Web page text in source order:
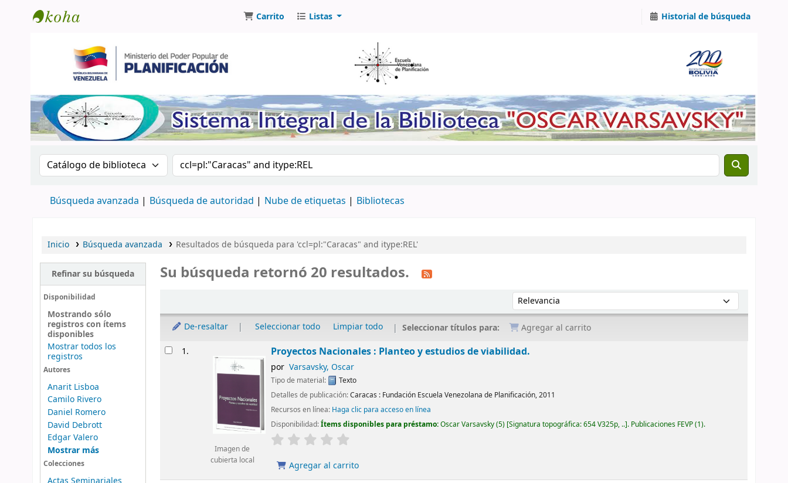
Carrito Listas Historial de búsqueda
Buscar en el catálogo por:Buscar en el catálogo por palabra clave
Búsqueda avanzada Búsqueda de autoridad Nube de etiquetas Bibliotecas
Inicio Búsqueda avanzada Resultados de búsqueda para 'ccl=pl:"Caracas" and itype:REL'
Refinar su búsqueda
Disponibilidad
Mostrando sólo
registros con ítems
disponibles
Mostrar todos los
registros
Autores
Anarit Lisboa
Camilo Rivero
Daniel Romero
David Debrott
Edgar Valero
Mostrar más
Colecciones
Su búsqueda retornó 20 resultados.
Ordenar por:
De-resaltar Seleccionar todo Limpiar todo Seleccionar títulos para: Agregar al carrito
Resultados
1.
Imagen de
cubierta local
Proyectos Nacionales : Planteo y estudios de viabilidad.
por Varsavsky, Oscar
Tipo de material:
Texto
Detalles de publicación:Caracas : Fundación Escuela Venezolana de Planificación,2011
Recursos en línea: Haga clic para acceso en línea
Disponibilidad:Ítems disponibles para préstamo:Oscar Varsavsky(5) Signatura topográfica:654 V325p, .. . Publicaciones FEVP(1).
Agregar al carrito